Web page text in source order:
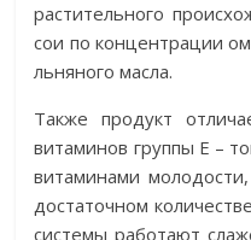
растительного
сои по концентрации
льняного масла.
Также продукт
витаминов группы Е –
витаминами
достаточном
системы работают